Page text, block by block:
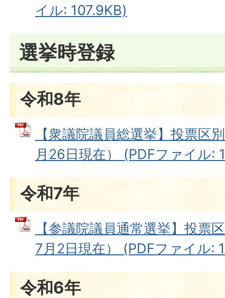
イル: 107.9KB)
選挙時登録
令和8年
【衆議院議員総選挙】投票区
月26日現在） (PDFファイル:
令和7年
【参議院議員通常選挙】投票
7月2日現在） (PDFファイル:
令和6年